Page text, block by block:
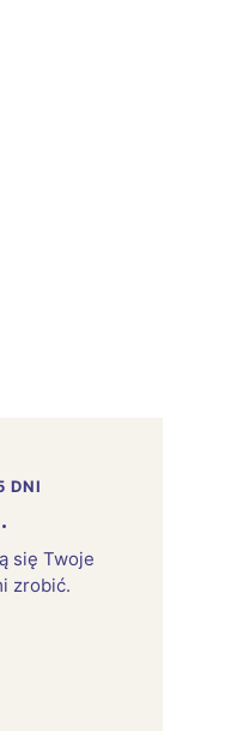
DNI
się Twoje
zrobić.